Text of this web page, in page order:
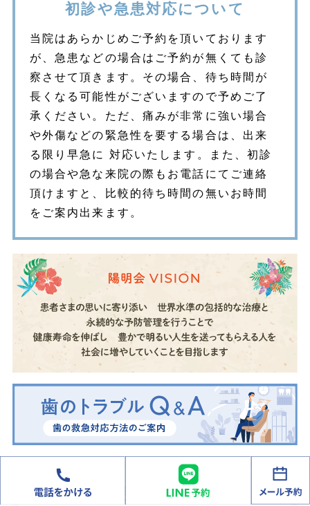
初診や急患対応について
当院はあらかじめご予約を頂いております
が、急患などの場合はご予約が無くても診
察させて頂きます。その場合、待ち時間が
長くなる可能性がございますので予めご了
承ください。ただ、痛みが非常に強い場合
や外傷などの緊急性を要する場合は、出来
る限り早急に 対応いたします。また、初診
の場合や急な来院の際もお電話にてご連絡
頂けますと、比較的待ち時間の無いお時間
をご案内出来ます。